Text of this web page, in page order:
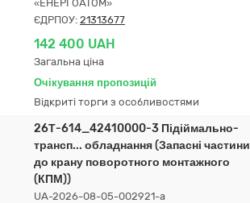
«ЕНЕРГОАТОМ»
ЄДРПОУ: 21313677
142 400 UAH
Загальна ціна
Очікування пропозицій
Відкриті торги з особливостями
26Т-614_42410000-3 Підіймально-
трансп... обладнання (Запасні частини
до крану поворотного монтажного
(КПМ))
UA-2026-08-05-002921-a